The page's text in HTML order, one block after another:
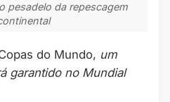
pesadelo da repescagem
do Mundo, um
garantido no Mundial